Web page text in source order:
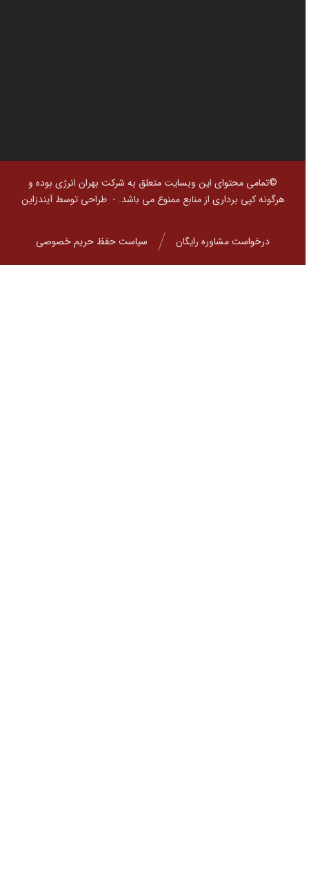
©تمامی محتوای این وبسایت متعلق به شرکت بهران انرژی بوده و
هرگونه کپی برداری از منابع ممنوع می باشد. -طراحی توسط آیندزاین
سیاست حفظ حریم خصوصی درخواست مشاوره رایگان